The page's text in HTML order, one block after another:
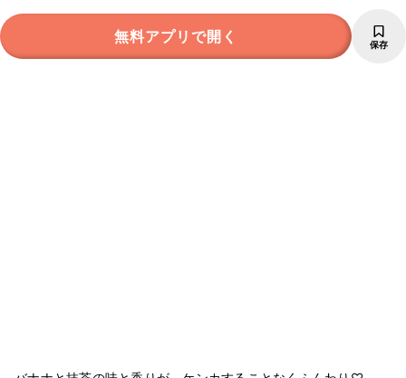
無料アプリで開く 保存